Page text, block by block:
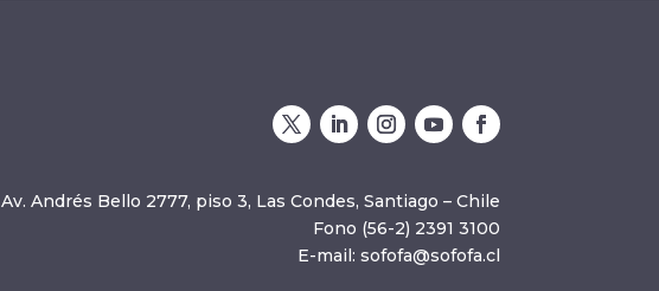
Av. Andrés Bello 2777, piso 3, Las Condes, Santiago – Chile
Fono (56-2) 2391 3100
E-mail: sofofa@sofofa.cl